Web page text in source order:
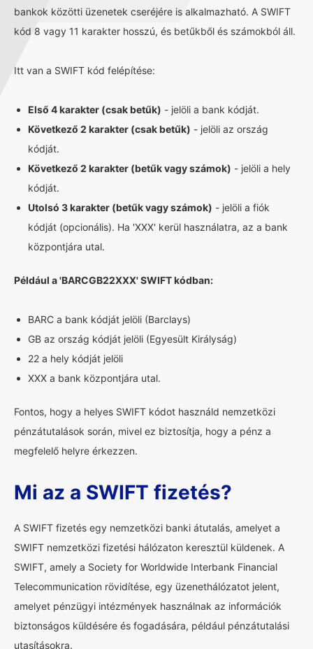
bankok közötti üzenetek cseréjére is alkalmazható. A SWIFT
kód 8 vagy 11 karakter hosszú, és betűkből és számokból áll.
Itt van a SWIFT kód felépítése:
Első 4 karakter (csak betűk) - jelöli a bank kódját.
Következő 2 karakter (csak betűk) - jelöli az ország
kódját.
Következő 2 karakter (betűk vagy számok) - jelöli a hely
kódját.
Utolsó 3 karakter (betűk vagy számok) - jelöli a fiók
kódját (opcionális). Ha 'XXX' kerül használatra, az a bank
központjára utal.
Például a 'BARCGB22XXX' SWIFT kódban:
BARC a bank kódját jelöli (Barclays)
GB az ország kódját jelöli (Egyesült Királyság)
22 a hely kódját jelöli
XXX a bank központjára utal.
Fontos, hogy a helyes SWIFT kódot használd nemzetközi
pénzátutalások során, mivel ez biztosítja, hogy a pénz a
megfelelő helyre érkezzen.
Mi az a SWIFT fizetés?
A SWIFT fizetés egy nemzetközi banki átutalás, amelyet a
SWIFT nemzetközi fizetési hálózaton keresztül küldenek. A
SWIFT, amely a Society for Worldwide Interbank Financial
Telecommunication rövidítése, egy üzenethálózatot jelent,
amelyet pénzügyi intézmények használnak az információk
biztonságos küldésére és fogadására, például pénzátutalási
utasításokra.